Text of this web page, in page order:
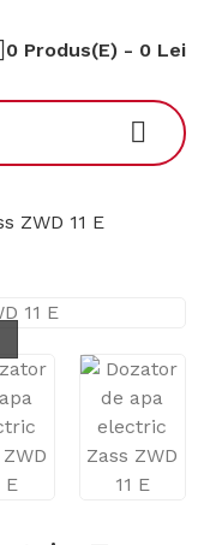
0 Produs(e) - 0 Lei
ZWD 11 E